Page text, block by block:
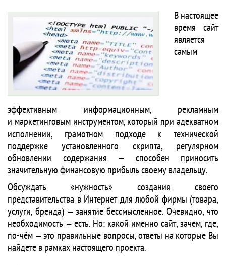
В настоящее
время сайт
является
самым
эффективным информационным, рекламным
и маркетинговым инструментом, который при адекватном
исполнении, грамотном подходе к технической
поддержке установленного скрипта, регулярном
обновлении содержания — способен приносить
значительную финансовую прибыль своему владельцу.
Обсуждать «нужность» создания своего
представительства в Интернет для любой фирмы (товара,
услуги, бренда) — занятие бессмысленное. Очевидно, что
необходимость — есть. Но: какой именно сайт, зачем, где,
по-чём — это правильные вопросы, ответы на которые Вы
найдете в рамках настоящего проекта.